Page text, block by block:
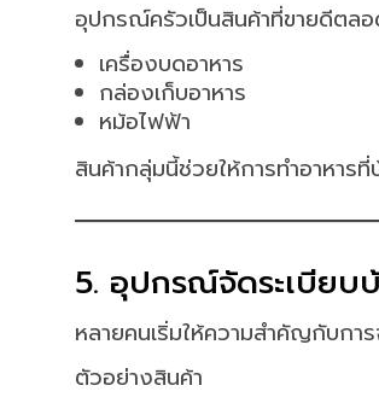
อุปกรณ์ครัวเป็นสินค้าที่ขายดีตลอ
เครื่องบดอาหาร
กล่องเก็บอาหาร
หม้อไฟฟ้า
สินค้ากลุ่มนี้ช่วยให้การทำอาหาร
5. อุปกรณ์จัดระเบียบ
หลายคนเริ่มให้ความสำคัญกับกา
ตัวอย่างสินค้า